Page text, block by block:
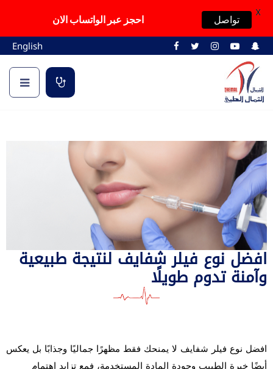
English
افضل نوع فيلر شفايف لنتيجة طبيعية
وآمنة تدوم طويلًا
افضل نوع فيلر شفايف لا يمنحك فقط مظهرًا جماليًا وجذابًا بل يعكس
احجز عبر الواتساب الان تواصل
X